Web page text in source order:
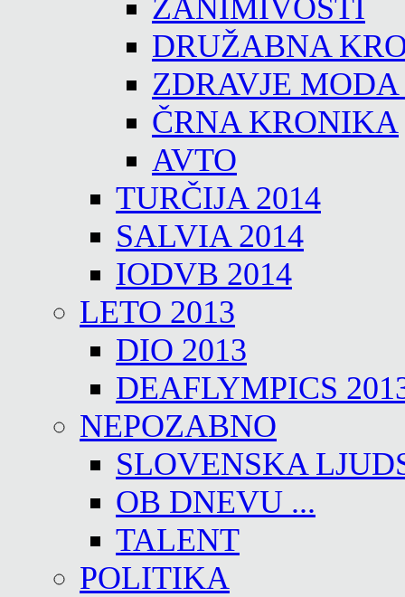
ZANIMIVOSTI
DRUŽABNA
ZDRAVJE
ČRNA KRONIKA
AVTO
TURČIJA 2014
SALVIA 2014
IODVB 2014
LETO 2013
DIO 2013
DEAFLYMPICS
NEPOZABNO
SLOVENSKA
OB DNEVU ...
TALENT
POLITIKA